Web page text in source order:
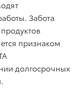
Забота
признаком
долгосрочных